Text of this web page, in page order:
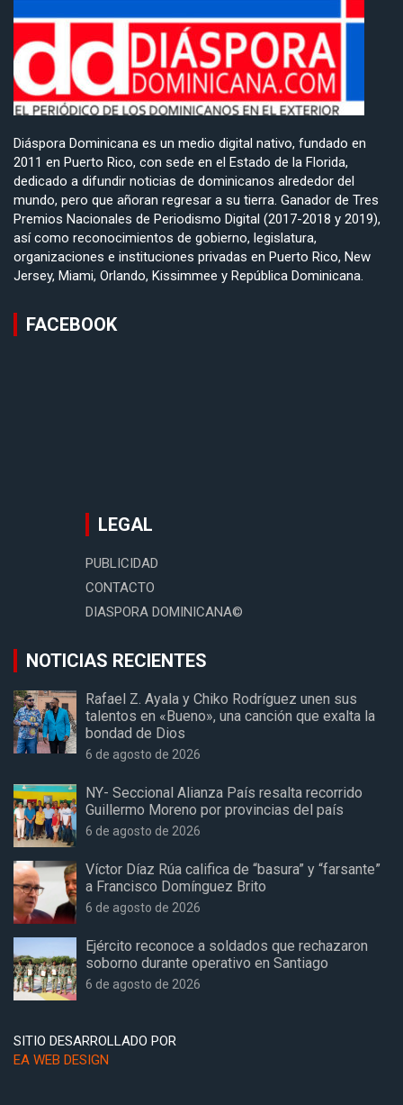
Diáspora Dominicana es un medio digital nativo, fundado en
2011 en Puerto Rico, con sede en el Estado de la Florida,
dedicado a difundir noticias de dominicanos alrededor del
mundo, pero que añoran regresar a su tierra. Ganador de Tres
Premios Nacionales de Periodismo Digital (2017-2018 y 2019),
así como reconocimientos de gobierno, legislatura,
organizaciones e instituciones privadas en Puerto Rico, New
Jersey, Miami, Orlando, Kissimmee y República Dominicana.
FACEBOOK
LEGAL
PUBLICIDAD
CONTACTO
DIASPORA DOMINICANA©
NOTICIAS RECIENTES
Rafael Z. Ayala y Chiko Rodríguez unen sus
talentos en «Bueno», una canción que exalta la
bondad de Dios
6 de agosto de 2026
NY- Seccional Alianza País resalta recorrido
Guillermo Moreno por provincias del país
6 de agosto de 2026
Víctor Díaz Rúa califica de “basura” y “farsante”
a Francisco Domínguez Brito
6 de agosto de 2026
Ejército reconoce a soldados que rechazaron
soborno durante operativo en Santiago
6 de agosto de 2026
SITIO DESARROLLADO POR
EA WEB DESIGN